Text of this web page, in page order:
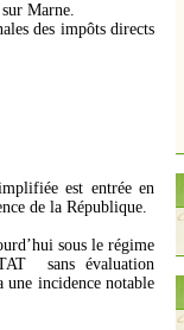
Marne.
des impôts directs
est entrée en
de la République.
sous le régime
sans évaluation
une incidence notable